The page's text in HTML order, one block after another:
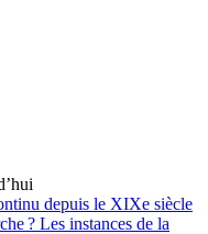
depuis le XIXe siècle
? Les instances de la